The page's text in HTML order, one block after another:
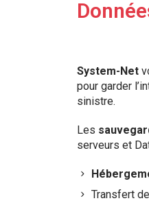
System-Net
pour garder
sinistre.
Les
serveurs et
Transfert